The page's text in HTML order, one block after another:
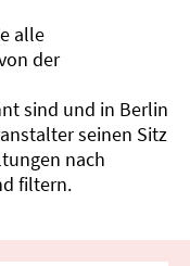
alle
der
sind und in Berlin
seinen Sitz
nach
filtern.